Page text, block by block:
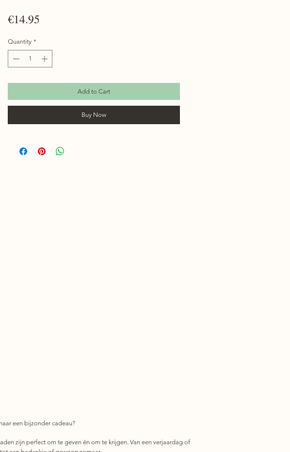
€14.95
Quantity *
Add to Cart
Buy Now
een bijzonder cadeau?
zijn perfect om te geven én om te krijgen. Van een verjaardag of